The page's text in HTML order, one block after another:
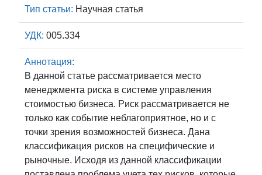
Тип статьи: Научная статья
УДК: 005.334
Аннотация:
В данной статье рассматривается место
менеджмента риска в системе управления
стоимостью бизнеса. Риск рассматривается не
только как событие неблагоприятное, но и с
точки зрения возможностей бизнеса. Дана
классификация рисков на специфические и
рыночные. Исходя из данной классификации